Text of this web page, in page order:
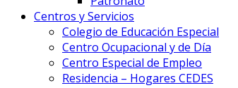
Centros y Servicios
Colegio de Educación Especial
Centro Ocupacional y de Día
Centro Especial de Empleo
Residencia – Hogares CEDES